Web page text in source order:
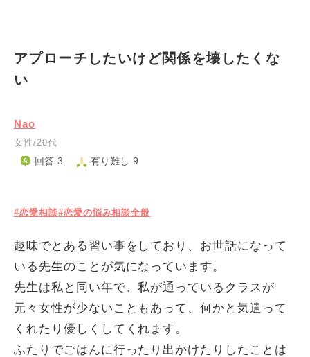
アプローチしたいけど関係を壊したくな
い
Nao
女性/20代
回答 3 有り難し 9
#恋愛相談#恋愛の悩み相談全般
趣味でとある習い事をしており、お世話になって
いる先生のことが気になっています。
先生は私と同い年で、私が通っているクラスが
元々女性が少ないこともあって、何かと気遣って
くれたり優しくしてくれます。
ふたりでごはんに行ったり出かけたりしたことは